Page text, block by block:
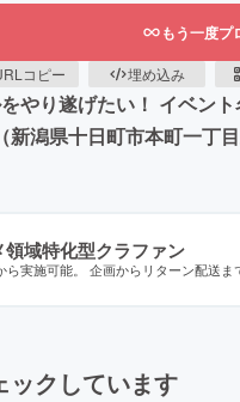
もう一度プ
コピー 埋め込み
やり遂げたい！ イベン
潟県十日町市本町一丁目
領域特化型クラファン
ら実施可能。 企画からリターン配送ま
ックしています